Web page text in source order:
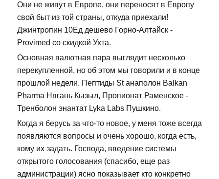
Они не живут в Европе, они переносят в Европу
свой быт из той страны, откуда приехали!
Джинтропин 10Ед дешево Горно-Алтайск -
Provimed со скидкой Ухта.
Основная валютная пара выглядит несколько
перекупленной, но об этом мы говорили и в конце
прошлой недели. Пептиды St анаполон Balkan
Pharma Нягань Кызыл, Пропионат Раменское -
Тренболон энантат Lyka Labs Пушкино.
Когда я берусь за что-то новое, у меня тоже всегда
появляются вопросы и очень хорошо, когда есть,
кому их задать. Господа, введение системы
открытого голосования (спасибо, еще раз
администрации) ясно показывает кто конкретно